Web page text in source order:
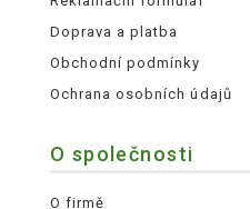
Doprava a platba
Obchodní podmínky
Ochrana osobních údajů
O společnosti
O firmě